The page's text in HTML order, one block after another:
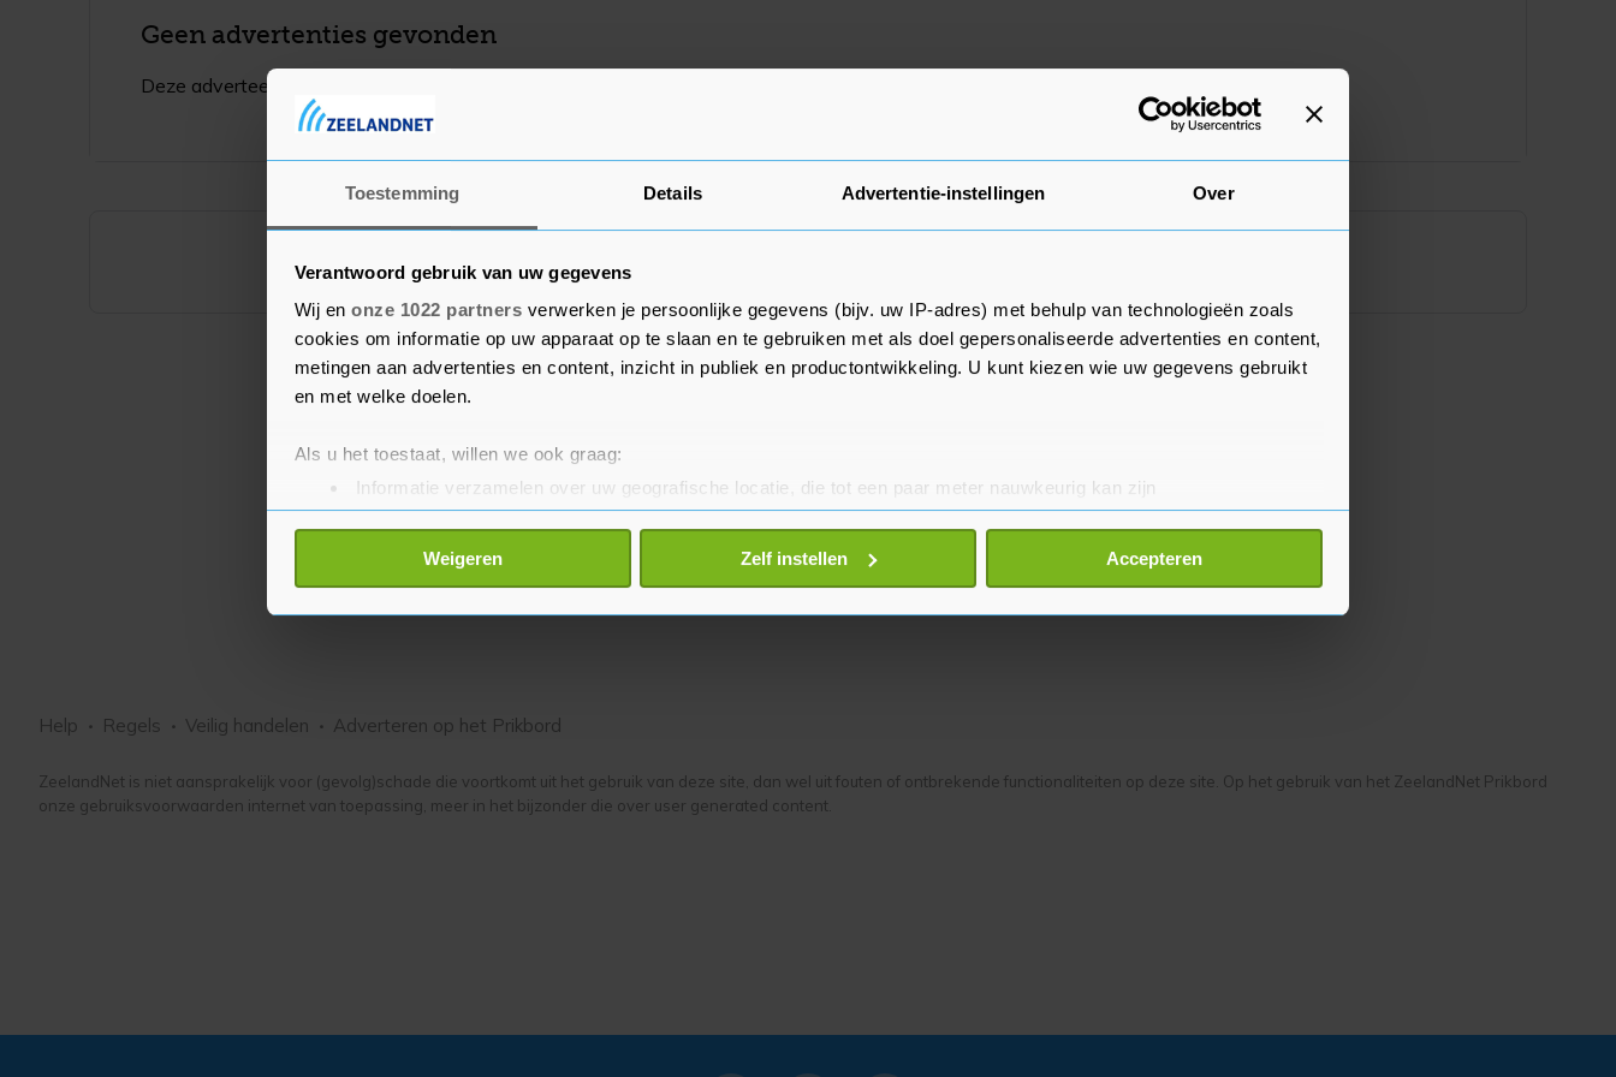
Toestemming Details Advertentie-instellingen Over
Verantwoord gebruik van uw gegevens
Wij en onze 1022 partners verwerken je persoonlijke gegevens (bijv. uw IP-adres) met behulp van technologieën zoals
cookies om informatie op uw apparaat op te slaan en te gebruiken met als doel gepersonaliseerde advertenties en content,
metingen aan advertenties en content, inzicht in publiek en productontwikkeling. U kunt kiezen wie uw gegevens gebruikt
en met welke doelen.
Als u het toestaat, willen we ook graag:
Informatie verzamelen over uw geografische locatie, die tot een paar meter nauwkeurig kan zijn
Uw apparaat identificeren door het actief te scannen op specifieke eigenschappen (fingerprinting)
Lees meer over hoe uw persoonlijke gegevens worden verwerkt en stel uw voorkeuren in het
detailgedeelte
Weigeren Zelf instellen Accepteren
Geen advertenties gevonden
Deze adverteerder heeft op dit moment geen actieve advertenties, kom later nog eens terug.
Help Regels Veilig handelen Adverteren op het Prikbord
ZeelandNet is niet aansprakelijk voor (gevolg)schade die voortkomt uit het gebruik van deze site, dan wel uit fouten of ontbrekende functionaliteiten op deze site. Op het gebruik van het ZeelandNet Prikbord
onze gebruiksvoorwaarden internet van toepassing, meer in het bijzonder die over user generated content.